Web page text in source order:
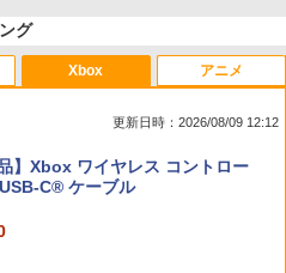
グ
トゥーン レイダース|オンライン
5 デジタル・エディション
用 Console Language: Japan
Xbox
更新日時：2026/08/09 12:12
品】Xbox ワイヤレス コントロー
C® ケーブル
アニメ